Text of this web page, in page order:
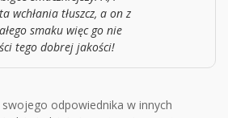
wchłania tłuszcz, a on z
smaku więc go nie
tego dobrej jakości!
odpowiednika w innych